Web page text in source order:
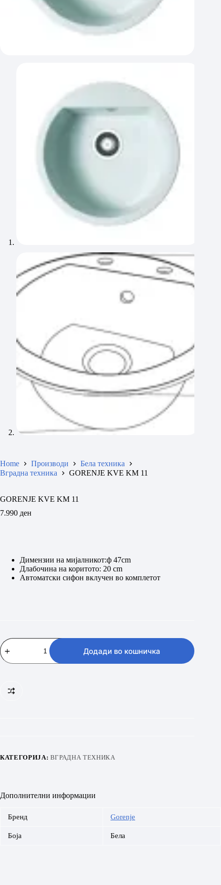
Home Производи
Бела техника
Вградна техника
GORENJE KVE KM 11
GORENJE KVE KM 11
7.990 ден
Димензии на мијалникот:ф 47cm
Длабочина на коритото: 20 cm
Автоматски сифон вклучен во комплетот
GORENJE
KVE
KM
Додади во кошничка
КАТЕГОРИЈА: ВГРАДНА ТЕХНИКА
Дополнителни информации
Бренд Gorenje
Боја Бела